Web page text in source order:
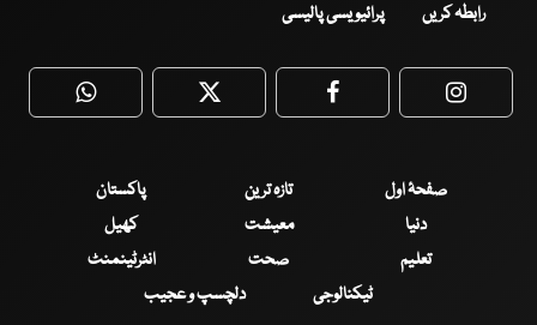
رابطہ کریں پرائیویسی پالیسی
WhatsApp Twitter Facebook
صفحۂ اول تازہ ترین
پاکستان
دنیا
معیشت
کھیل
تعلیم
صحت
انٹرٹینمنٹ
ٹیکنالوجی
دلچسپ و عجیب